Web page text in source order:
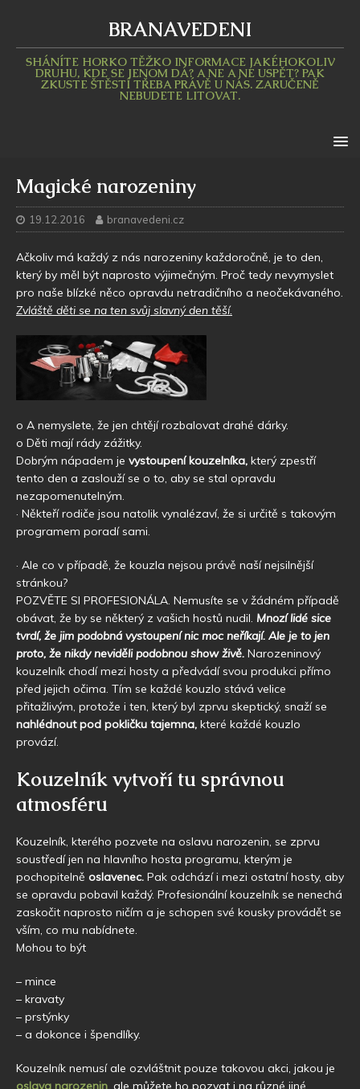
BRANAVEDENI
SHÁNÍTE HORKO TĚŽKO INFORMACE JAKÉHOKOLIV
DRUHU, KDE SE JENOM DÁ? A NE A NE USPĚT? PAK
ZKUSTE ŠTĚSTÍ TŘEBA PRÁVĚ U NÁS. ZARUČENĚ
NEBUDETE LITOVAT.
Magické narozeniny
19.12.2016 branavedeni.cz
Ačkoliv má každý z nás narozeniny každoročně, je to den,
který by měl být naprosto výjimečným. Proč tedy nevymyslet
pro naše blízké něco opravdu netradičního a neočekávaného.
Zvláště děti se na ten svůj slavný den těší.
o A nemyslete, že jen chtějí rozbalovat drahé dárky.
o Děti mají rády zážitky.
Dobrým nápadem je vystoupení kouzelníka, který zpestří
tento den a zaslouží se o to, aby se stal opravdu
nezapomenutelným.
· Někteří rodiče jsou natolik vynalézaví, že si určitě s takovým
programem poradí sami.
· Ale co v případě, že kouzla nejsou právě naší nejsilnější
stránkou?
POZVĚTE SI PROFESIONÁLA. Nemusíte se v žádném případě
obávat, že by se některý z vašich hostů nudil. Mnozí lidé sice
tvrdí, že jim podobná vystoupení nic moc neříkají. Ale je to jen
proto, že nikdy neviděli podobnou show živě. Narozeninový
kouzelník chodí mezi hosty a předvádí svou produkci přímo
před jejich očima. Tím se každé kouzlo stává velice
přitažlivým, protože i ten, který byl zprvu skeptický, snaží se
nahlédnout pod pokličku tajemna, které každé kouzlo
provází.
Kouzelník vytvoří tu správnou
atmosféru
Kouzelník, kterého pozvete na oslavu narozenin, se zprvu
soustředí jen na hlavního hosta programu, kterým je
pochopitelně oslavenec. Pak odchází i mezi ostatní hosty, aby
se opravdu pobavil každý. Profesionální kouzelník se nenechá
zaskočit naprosto ničím a je schopen své kousky provádět se
vším, co mu nabídnete.
Mohou to být
– mince
– kravaty
– prstýnky
– a dokonce i špendlíky.
Kouzelník nemusí ale ozvláštnit pouze takovou akci, jakou je
oslava narozenin , ale můžete ho pozvat i na různé jiné